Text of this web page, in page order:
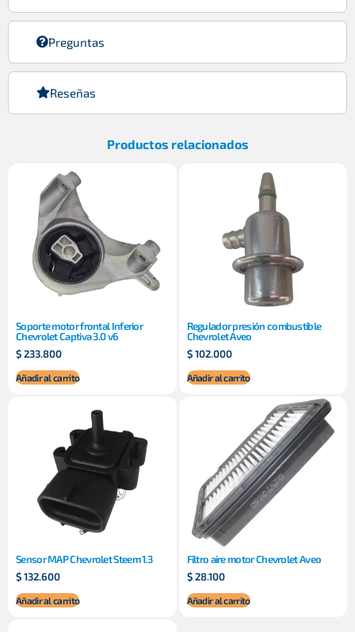
Preguntas
Reseñas
Productos relacionados
Soporte motor frontal Inferior
Chevrolet Captiva 3.0 v6
$233.800
Añadir al carrito
Regulador presión combustible
Chevrolet Aveo
$102.000
Añadir al carrito
Sensor MAP Chevrolet Steem 1.3
$132.600
Añadir al carrito
Filtro aire motor Chevrolet Aveo
$28.100
Añadir al carrito